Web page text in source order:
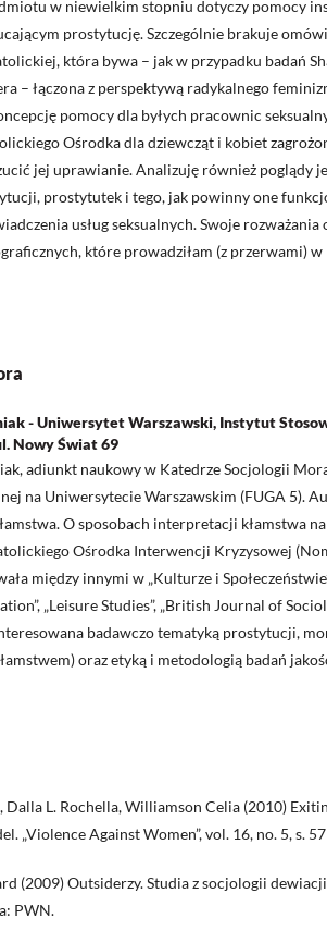
w niewielkim stopniu dotyczy pomocy
prostytucję. Szczególnie brakuje
która bywa – jak w przypadku badań
– łączona z perspektywą radykalnego
pomocy dla byłych pracownic
Ośrodka dla dziewcząt i kobiet
jej uprawianie. Analizuję również poglądy
prostytutek i tego, jak powinny one
usług seksualnych. Swoje rozważania
które prowadziłam (z przerwami)
- Uniwersytet Warszawski, Instytut
Nowy Świat 69
adiunkt naukowy w Katedrze Socjologii
na Uniwersytecie Warszawskim (FUGA 5).
O sposobach interpretacji kłamstwa
Ośrodka Interwencji Kryzysowej
między innymi w „Kulturze i
„Leisure Studies”, „British Journal of
badawczo tematyką prostytucji,
oraz etyką i metodologią badań
Dalla L. Rochella, Williamson Celia (2010)
„Violence Against Women”, vol. 16, no. 5, s.
(2009) Outsiderzy. Studia z socjologii
PWN.